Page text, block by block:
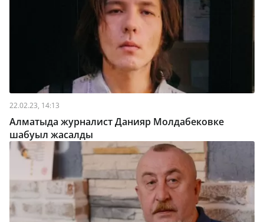
22.02.23, 14:13
Алматыда журналист Данияр Молдабековке
шабуыл жасалды